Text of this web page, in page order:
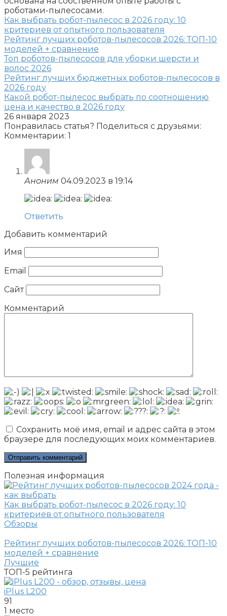
роботами-пылесосами.
Как выбрать робот-пылесос в 2026 году: 10
критериев от опытного пользователя
Рейтинг лучших роботов-пылесосов 2026: ТОП-10
моделей + сравнение
Топ роботов-пылесосов для уборки шерсти и
волос 2026
Рейтинг лучших бюджетных роботов-пылесосов в
2026 году
Какой робот-пылесос выбрать по соотношению
цена и качество в 2026 году
26 января 2023
Понравилась статья? Поделиться с друзьями:
Комментарии: 1
Аноним 04.09.2023 в 19:14
Ответить
Добавить комментарий
Имя
Email
Сайт
Комментарий
Сохранить моё имя, email и адрес сайта в этом
браузере для последующих моих комментариев.
Полезная информация
Как выбрать робот-пылесос в 2026 году: 10
критериев от опытного пользователя
Обзоры
Рейтинг лучших роботов-пылесосов 2026: ТОП-10
моделей + сравнение
Лучшие
ТОП-5 рейтинга
iPlus L200
91
1 место